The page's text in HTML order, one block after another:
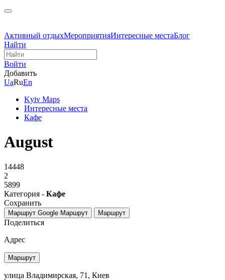
Активный отдыхМероприятияИнтересные местаБлог
Найти
Войти
Добавить
UaRuEn
Kyiv Maps
Интересные места
Кафе
August
14448
2
5899
Категория - Кафе
Сохранить
Маршрут Google Маршрут Маршрут
Поделиться
Адрес
Маршрут
улица Владимирская, 71, Киев